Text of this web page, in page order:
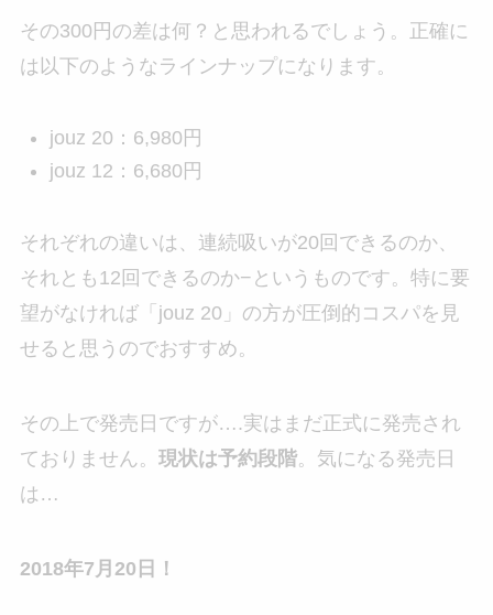
その300円の差は何？と思われるでしょう。正確に
は以下のようなラインナップになります。
jouz 20：6,980円
jouz 12：6,680円
それぞれの違いは、連続吸いが20回できるのか、
それとも12回できるのか−というものです。特に要
望がなければ「jouz 20」の方が圧倒的コスパを見
せると思うのでおすすめ。
その上で発売日ですが….実はまだ正式に発売され
ておりません。 現状は予約段階。気になる発売日
は…
2018年7月20日！